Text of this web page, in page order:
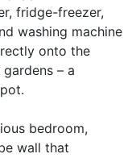
fridge-freezer,
washing machine
onto the
– a
bedroom,
wall that